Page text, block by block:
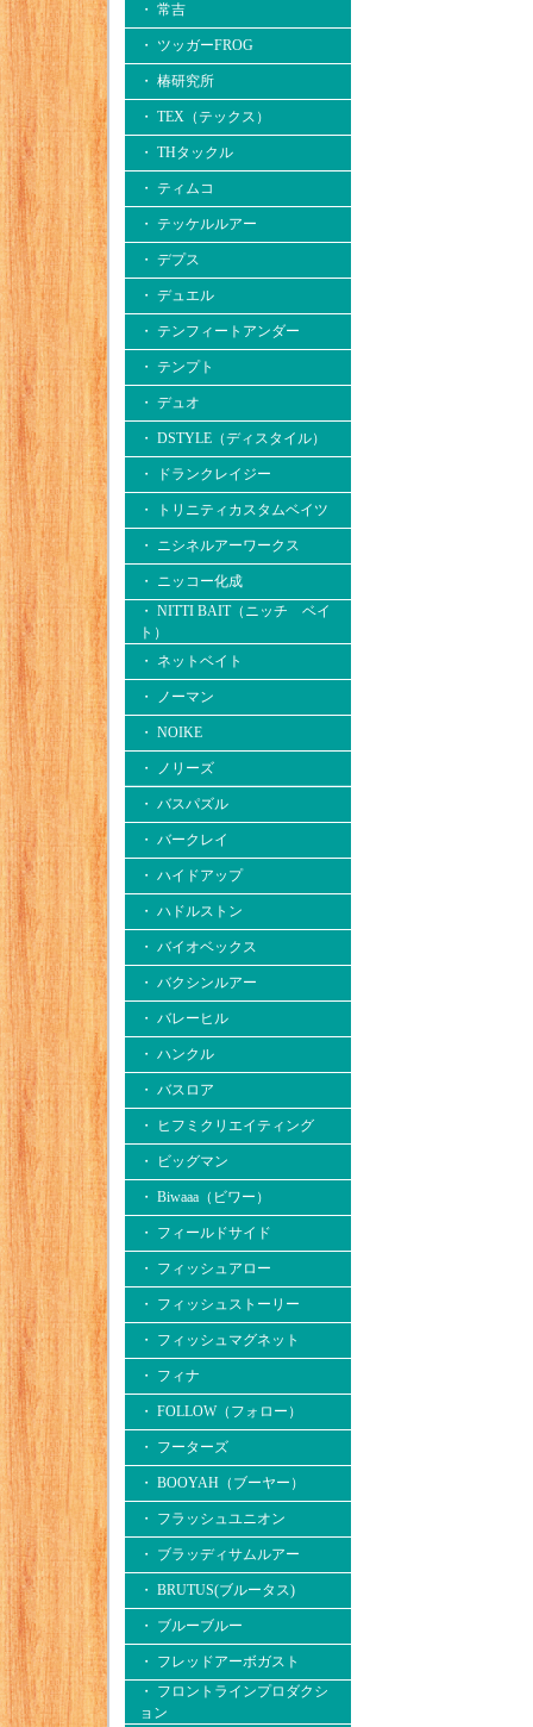
・ 常吉
・ ツッガーFROG
・ 椿研究所
・ TEX（テックス）
・ THタックル
・ ティムコ
・ テッケルルアー
・ デプス
・ デュエル
・ テンフィートアンダー
・ テンプト
・ デュオ
・ DSTYLE（ディスタイル）
・ ドランクレイジー
・ トリニティカスタムベイツ
・ ニシネルアーワークス
・ ニッコー化成
・ NITTI BAIT（ニッチ ベイ
ト）
・ ネットベイト
・ ノーマン
・ NOIKE
・ ノリーズ
・ バスパズル
・ バークレイ
・ ハイドアップ
・ ハドルストン
・ バイオベックス
・ バクシンルアー
・ バレーヒル
・ ハンクル
・ バスロア
・ ヒフミクリエイティング
・ ビッグマン
・ Biwaaa（ビワー）
・ フィールドサイド
・ フィッシュアロー
・ フィッシュストーリー
・ フィッシュマグネット
・ フィナ
・ FOLLOW（フォロー）
・ フーターズ
・ BOOYAH（ブーヤー）
・ フラッシュユニオン
・ ブラッディサムルアー
・ BRUTUS(ブルータス)
・ ブルーブルー
・ フレッドアーボガスト
・ フロントラインプロダクシ
ョン